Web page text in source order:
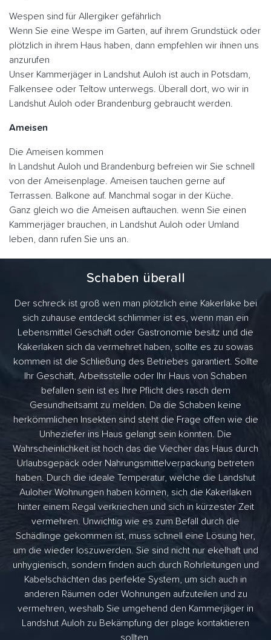
Wespen sind für Allergiker gefährlich
Wenn Sie eine Wespe im Garten, auf ihrem Grundstück oder
plötzlich in ihrem Haus haben, dann empfehlen wir ihnen uns
anzurufen
Unser Kammerjäger in Landshut Auloh ist auch in Potsdam,
Falkensee oder Teltow unterwegs. Überall dort, wo wir in
Landshut Auloh oder Brandenburg gebraucht werden.
Ameisen
Die Ameisen kommen
In Landshut Auloh und Brandenburg befreien wir Sie schnell
von der Ameisenplage. Ameisen tauchen gerne auf
Terrassen. Balkone auf. Manchmal sogar in der Küche.
Ganz gleich wo die Ameisen auftauchen. wenn Sie einen
Kammerjäger brauchen, in Landshut Auloh oder Umland
leben, dann rufen Sie uns an.
Schaben überall
Der schreck ist groß wen man plötzlich eine Kakerlake bei
sich zuhause entdeckt schlimmer ist es, wenn man ein
Lebensmittel Geschäft oder Gastronomie besitz und die
Kakerlaken sich da vermehret haben, sollte es zu sowas
kommen ist die Schließung des Betriebes garantiert. Sollte
Ihr Geschäft, Arbeitsstelle oder Ihr Haus von Schaben
befallen sein ist es Ihre Pflicht dies rasch dem
Gesundheitsamt zu melden. Da die Schaben keine
herkömmlichen Insekten sind steht die Frage offen wie die
Unheziefer ins Haus gelangt sein könnten. Die
Wahrscheinlichkeit ist hoch das die Viecher das Haus durch
Urlaubsgepäck oder Nahrungsmittelverpackung betreten
haben. Durch die ideale Temperatur, welche die Landshut
Auloher Wohnungen haben können, sich die Kakerlaken
hinter einem Regal verkriechen und sich in kürzester Zeit
vermehren. Unwichtig wie es zum Befall durch die
Schädlinge gekommen ist, muss schnell eine Lösung her,
um die wieder loszuwerden. Sie sind nicht nur ekelhaft und
unhygienisch, sondern finden auch durch Rohrleitungen und
Kabelschächten das perfekte System, um sich auch in
anderen Räumen oder Wohnungen aufzuteilen und zu
vermehren, weshalb Sie umgehend den Kammerjäger in
Landshut Auloh zu Bekämpfung der plage kontaktieren
sollten.